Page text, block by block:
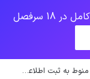
سرفصل
جهش آمریکایی کرونا و چالشی جدید برای واکسن/ آغاز توزیع واکسن از سوی اتحادیه کوواکس